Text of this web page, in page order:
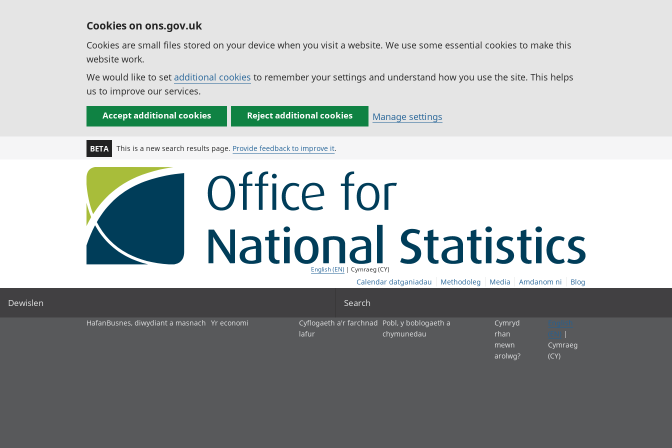
Cookies on ons.gov.uk
Cookies are small files stored on your device when you visit a website. We use some essential cookies to make this
website work.
We would like to set additional cookies to remember your settings and understand how you use the site. This helps
us to improve our services.
Accept additional cookies Reject additional cookies Manage settings
BETA This is a new search results page. Provide feedback to improve it.
English (EN) | Cymraeg (CY)
Calendar datganiadau Methodoleg Media Amdanom ni Blog
Dewislen Search
HafanBusnes, diwydiant a masnach Yr economi
Cyflogaeth a'r farchnad
lafur
Pobl, y boblogaeth a
chymunedau
Cymryd
rhan
mewn
arolwg?
English
(EN) |
Cymraeg
(CY)